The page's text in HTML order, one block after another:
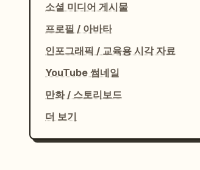
소셜 미디어 게시물
프로필 / 아바타
인포그래픽 / 교육용 시각 자료
YouTube 썸네일
만화 / 스토리보드
더 보기